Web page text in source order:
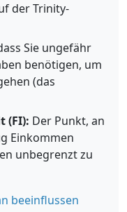
der Trinity-
Sie ungefähr
benötigen, um
(das
(FI): Der Punkt, an
Einkommen
unbegrenzt zu
beeinflussen